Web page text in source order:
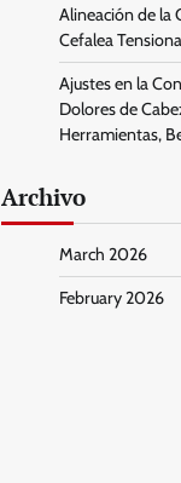
Alineación de la
Cefalea
Ajustes en la
Dolores de
Herramientas,
Archivo
March 2026
February 2026